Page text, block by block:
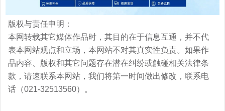
版权与责任申明：
本网转载其它媒体作品时，其目的在于信息互通，并不代
表本网站观点和立场，本网站不对其真实性负责。如果作
品内容、版权和其它问题存在潜在纠纷或触碰相关法律条
款，请速联系本网站，我们将第一时间做出修改，联系电
话（021-32513560）。